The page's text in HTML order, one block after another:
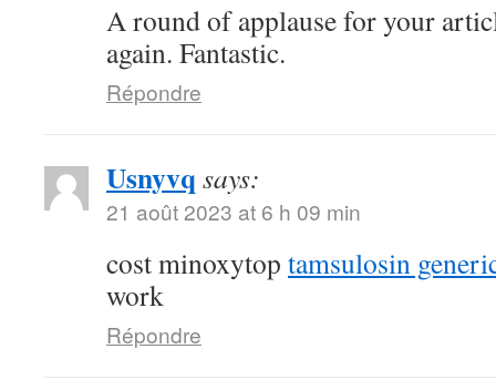
A round of applause for your
again. Fantastic.
Répondre
Usnyvq says:
21 août 2023 at 6 h 09 min
cost minoxytop tamsulosin
work
Répondre